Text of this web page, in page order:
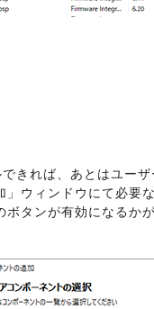
きれば、あとはユー
ウィンドウにて必
タンが有効になるか